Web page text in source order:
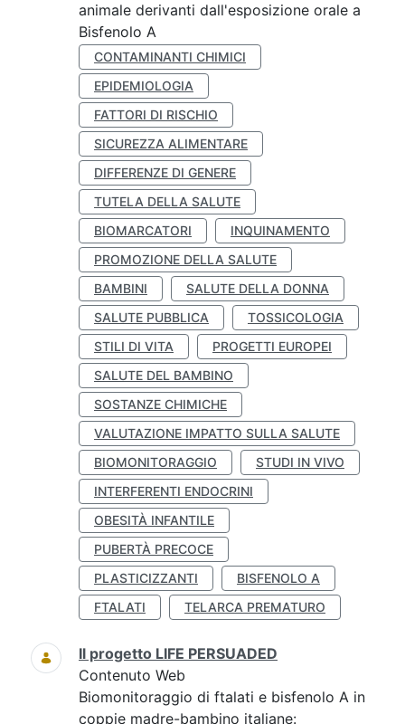
animale derivanti dall'esposizione orale a
Bisfenolo A
CONTAMINANTI CHIMICI
EPIDEMIOLOGIA
FATTORI DI RISCHIO
SICUREZZA ALIMENTARE
DIFFERENZE DI GENERE
TUTELA DELLA SALUTE
BIOMARCATORI
INQUINAMENTO
PROMOZIONE DELLA SALUTE
BAMBINI
SALUTE DELLA DONNA
SALUTE PUBBLICA
TOSSICOLOGIA
STILI DI VITA
PROGETTI EUROPEI
SALUTE DEL BAMBINO
SOSTANZE CHIMICHE
VALUTAZIONE IMPATTO SULLA SALUTE
BIOMONITORAGGIO
STUDI IN VIVO
INTERFERENTI ENDOCRINI
OBESITÀ INFANTILE
PUBERTÀ PRECOCE
PLASTICIZZANTI
BISFENOLO A
FTALATI
TELARCA PREMATURO
Il progetto LIFE PERSUADED
Contenuto Web
Biomonitoraggio di ftalati e bisfenolo A in
coppie madre-bambino italiane: